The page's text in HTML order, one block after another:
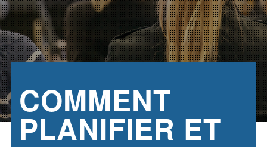
COMMENT
PLANIFIER ET